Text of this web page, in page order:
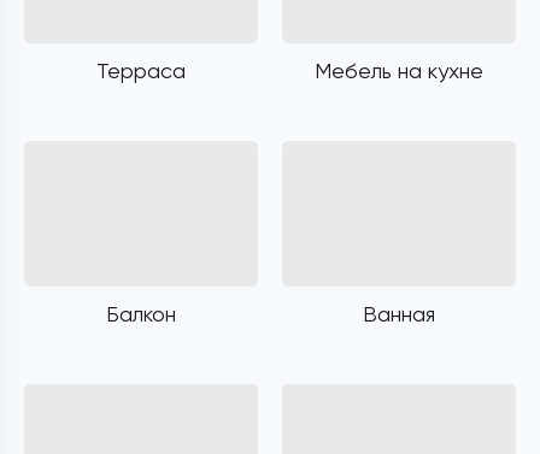
Терраса Мебель на кухне
Балкон Ванная